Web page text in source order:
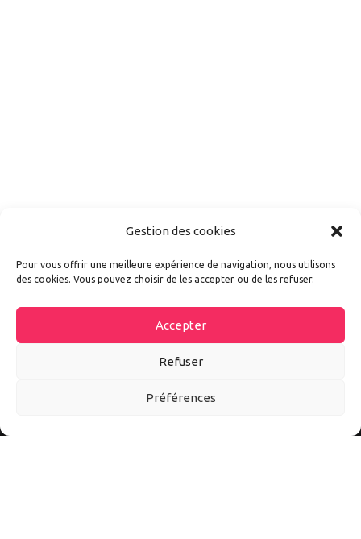
Gestion des cookies
Pour vous offrir une meilleure expérience de navigation, nous utilisons
des cookies. Vous pouvez choisir de les accepter ou de les refuser.
Accepter
Refuser
Préférences